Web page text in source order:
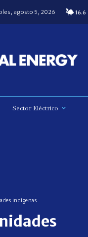
agosto 5, 2026 16.6
Sector Eléctrico
indígenas